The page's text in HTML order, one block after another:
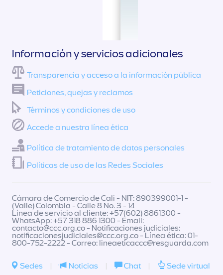
Información y servicios adicionales
Transparencia y acceso a la información pública
Peticiones, quejas y reclamos
Términos y condiciones de uso
Accede a nuestra línea ética
Política de tratamiento de datos personales
Políticas de uso de las Redes Sociales
Cámara de Comercio de Cali - NIT: 890399001-1 -
(Valle) Colombia - Calle 8 No. 3 - 14
Línea de servicio al cliente: +57(602) 8861300 -
WhatsApp: +57 318 886 1300 - Email:
contacto@ccc.org.co- Notificaciones judiciales:
notificacionesjudiciales@ccc.org.co- Línea ética: 01-
800-752-2222 - Correo: lineaeticaccc@resguarda.com
Sedes | Noticias | Chat | Sede virtual